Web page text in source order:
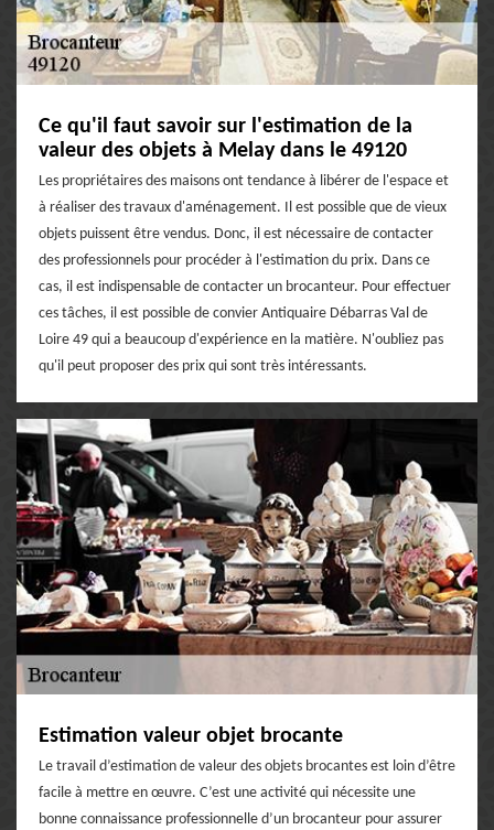
Ce qu'il faut savoir sur l'estimation de la
valeur des objets à Melay dans le 49120
Les propriétaires des maisons ont tendance à libérer de l'espace et
à réaliser des travaux d'aménagement. Il est possible que de vieux
objets puissent être vendus. Donc, il est nécessaire de contacter
des professionnels pour procéder à l'estimation du prix. Dans ce
cas, il est indispensable de contacter un brocanteur. Pour effectuer
ces tâches, il est possible de convier Antiquaire Débarras Val de
Loire 49 qui a beaucoup d'expérience en la matière. N'oubliez pas
qu'il peut proposer des prix qui sont très intéressants.
Estimation valeur objet brocante
Le travail d’estimation de valeur des objets brocantes est loin d’être
facile à mettre en œuvre. C’est une activité qui nécessite une
bonne connaissance professionnelle d’un brocanteur pour assurer